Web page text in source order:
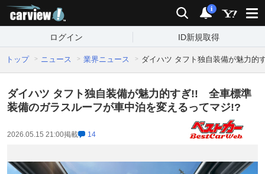
検索 通知
i
ログイン ID新規取得
トップ ニュース 業界ニュース ダイハツ タフト独自装備が魅力
ダイハツ タフト独自装備が魅力的すぎ!! 全車標準
装備のガラスルーフが車中泊を変えるってマジ!?
2026.05.15 21:00掲載 14